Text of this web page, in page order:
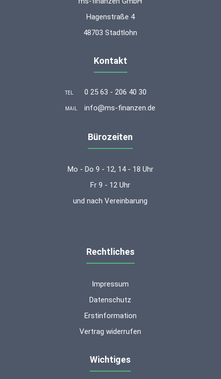
Hagenstraße 4
48703 Stadtlohn
Kontakt
TEL 0 25 63 - 206 40 30
MAIL info@ms-finanzen.de
Bürozeiten
Mo - Do 9 - 12, 14 - 18 Uhr
Fr 9 - 12 Uhr
und nach Vereinbarung
Rechtliches
Impressum
Datenschutz
Erstinformation
Vertrag widerrufen
Wichtiges